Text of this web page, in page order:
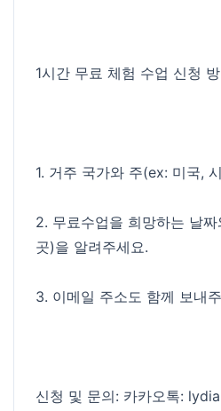
1시간 무료 체험 수업 신청
1. 거주 국가와 주(ex: 미국,
2. 무료수업을 희망하는 날
곳)을 알려주세요.
3. 이메일 주소도 함께 보내
신청 및 문의: 카카오톡: